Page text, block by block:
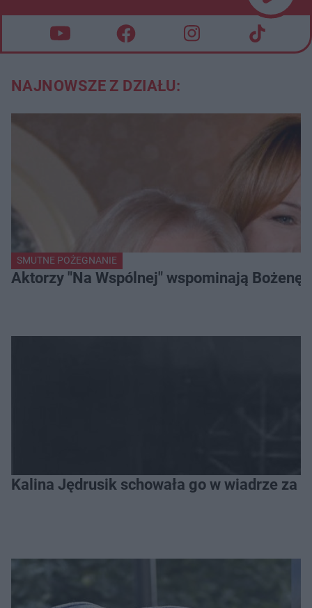
NAJNOWSZE Z DZIAŁU:
SMUTNE POŻEGNANIE
Aktorzy "Na Wspólnej" wspominają Bożenę
Kalina Jędrusik schowała go w wiadrze za